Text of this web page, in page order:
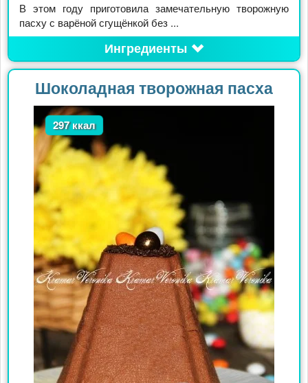
В этом году приготовила замечательную творожную
пасху с варёной сгущёнкой без ...
Ингредиенты
Шоколадная творожная пасха
297 ккал